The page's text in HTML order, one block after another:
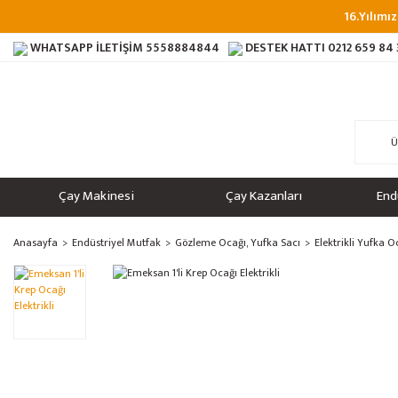
WHATSAPP İLETİŞİM 5558884844 DESTEK HATTI 0212 659 84
Çay Makinesi Çay Kazanları
Anasayfa Endüstriyel Mutfak Gözleme Ocağı, Yufka Sacı Elektrikli Yufka